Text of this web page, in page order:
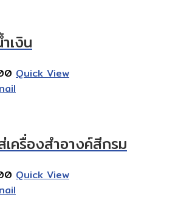
เงิน
Price
range:
฿100.00
Quick View
เครื่องสำอางค์สีกรม
Price
range:
Quick View